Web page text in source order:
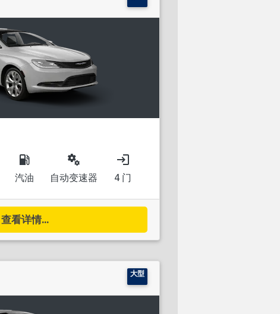
local_gas_station
汽油
miscellaneous_services
自动变速器
login
4 门
查看详情...
大型